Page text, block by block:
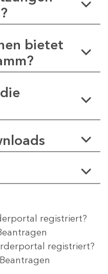
bietet
registriert?
registriert?